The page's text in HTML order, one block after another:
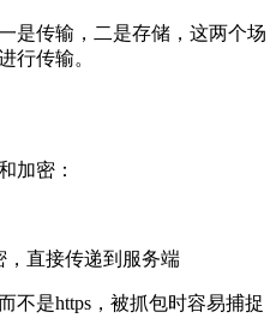
是传输，二是存储，这两个场
行传输。
加密：
，直接传递到服务端
不是https，被抓包时容易捕捉